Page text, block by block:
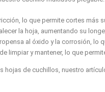
lo que permite cortes más
la hoja, aumentando su
al óxido y la corrosión,
limpiar y mantener, lo que
hojas de cuchillos, nuestro